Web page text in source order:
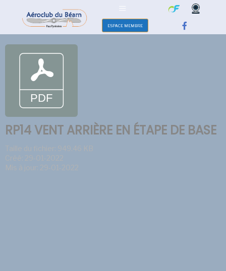
ESPACE MEMBRE
RP14 VENT ARRIÈRE EN ÉTAPE DE BASE
Taille du fichier: 949.46 KB
Créé: 29-01-2022
Mis à jour: 29-01-2022